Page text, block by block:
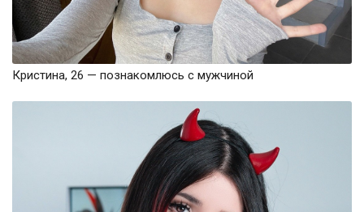
Кристина, 26 — познакомлюсь с мужчиной